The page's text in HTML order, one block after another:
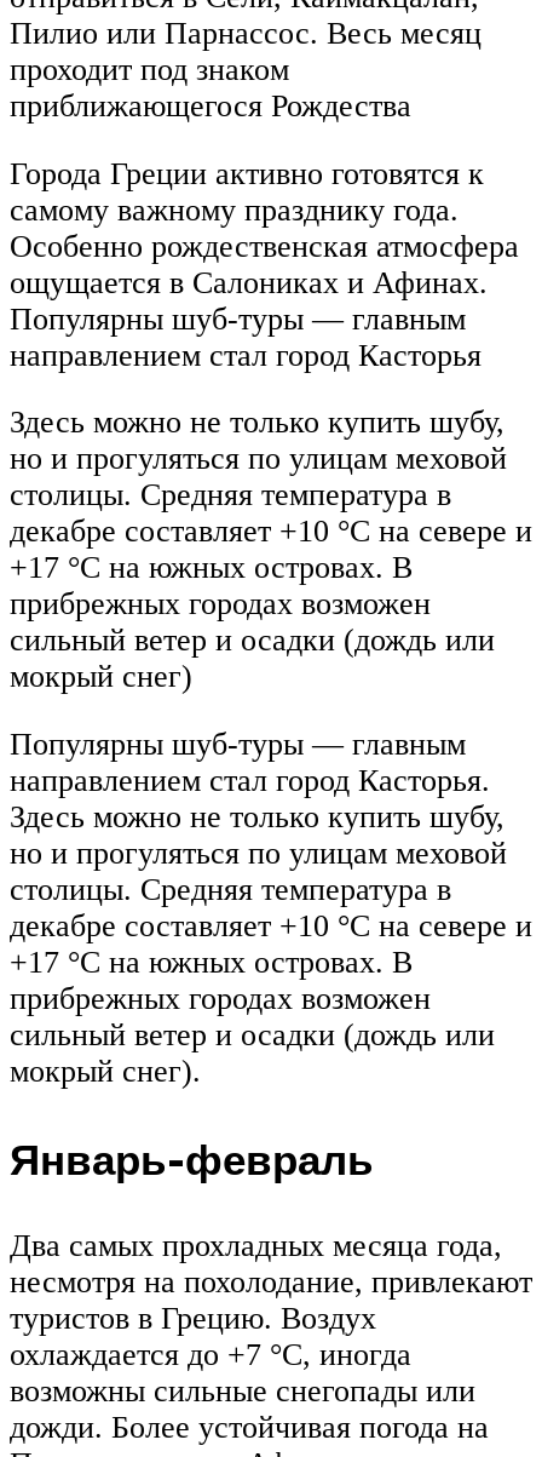
Пилио или Парнассос. Весь месяц
проходит под знаком
приближающегося Рождества
Города Греции активно готовятся к
самому важному празднику года.
Особенно рождественская атмосфера
ощущается в Салониках и Афинах.
Популярны шуб-туры — главным
направлением стал город Касторья
Здесь можно не только купить шубу,
но и прогуляться по улицам меховой
столицы. Средняя температура в
декабре составляет +10 °C на севере и
+17 °C на южных островах. В
прибрежных городах возможен
сильный ветер и осадки (дождь или
мокрый снег)
Популярны шуб-туры — главным
направлением стал город Касторья.
Здесь можно не только купить шубу,
но и прогуляться по улицам меховой
столицы. Средняя температура в
декабре составляет +10 °C на севере и
+17 °C на южных островах. В
прибрежных городах возможен
сильный ветер и осадки (дождь или
мокрый снег).
Январь-февраль
Два самых прохладных месяца года,
несмотря на похолодание, привлекают
туристов в Грецию. Воздух
охлаждается до +7 °C, иногда
возможны сильные снегопады или
дожди. Более устойчивая погода на